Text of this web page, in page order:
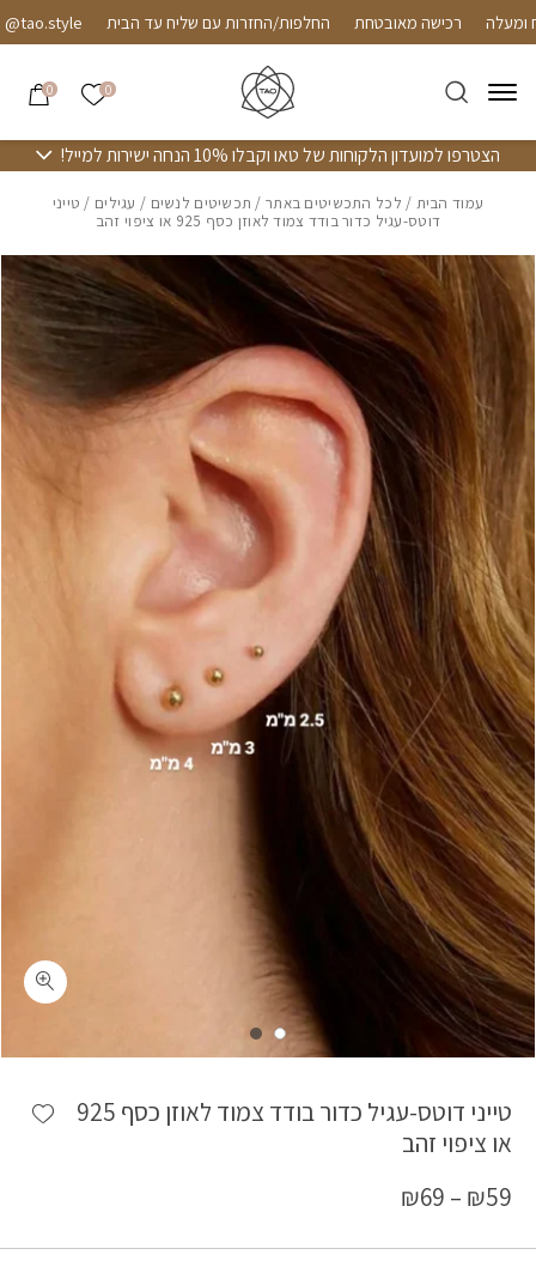
Skip to Contentרכישה מאובטחת החלפות/החזרות עם שליח עד הבית
0 הרשימה
0
הצטרפו למועדון הלקוחות של טאו וקבלו 10% הנחה ישירות למייל!
עמוד הבית / לכל התכשיטים באתר/ תכשיטים לנשים / עגילים / טייני
דוטס-עגיל כדור בודד צמוד לאוזן כסף 925 או ציפוי זהב
טייני דוטס-עגיל כדור בודד צמוד לאוזן כסף 925
או ציפוי זהב
₪59
–
₪69
בחזרה למעלה